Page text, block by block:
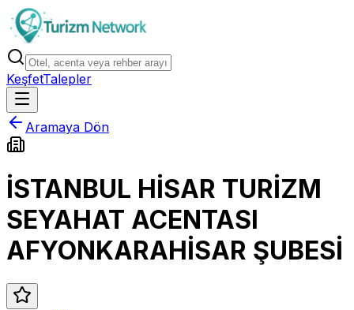
KeşfetTalepler
Aramaya Dön
İSTANBUL HİSAR TURİZM
SEYAHAT ACENTASI
AFYONKARAHİSAR ŞUBESİ